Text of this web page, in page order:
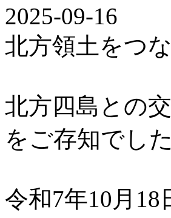
2025-09-16
北方領土をつ
北方四島との
をご存知でし
令和7年10月18